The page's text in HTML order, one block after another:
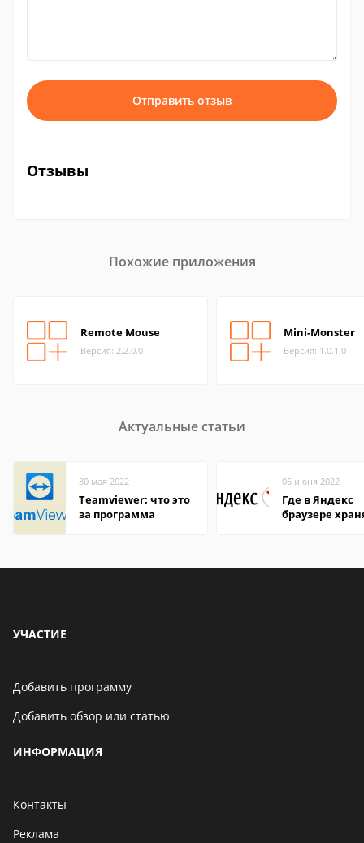
Отправить отзыв
Отзывы
Похожие приложения
Remote Mouse
Версия: 2.2.0.0
Mini-Monster
Версия: 1.0.1.0
Актуальные статьи
30 мая 2022
Teamviewer: что это
за программа
06 июня 2022
Где в Яндекс
браузере
УЧАСТИЕ
Добавить программу
Добавить обзор или статью
ИНФОРМАЦИЯ
Контакты
Реклама